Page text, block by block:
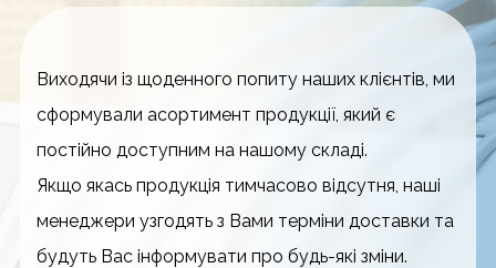
Виходячи із щоденного попиту наших клієнтів, ми
сформували асортимент продукції, який є
постійно доступним на нашому складі.
Якщо якась продукція тимчасово відсутня, наші
менеджери узгодять з Вами терміни доставки та
будуть Вас інформувати про будь-які зміни.